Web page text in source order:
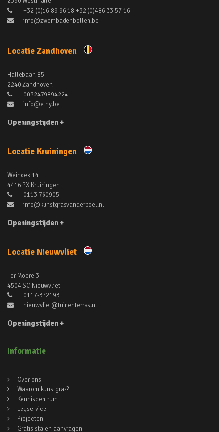
+32 (0)16 89 96 18 +32 (0)486 33 57 16
info@zwembadenbollen.be
Locatie Zandhoven
Hallebaan 85
2240 Zandhoven
0032479894224
info@elny.be
Openingstijden +
Locatie Kruiningen
Weihoek 14
4416 PX Kruiningen
0113-760905
info@kunstgrasvanderpoel.nl
Openingstijden +
Locatie Nieuwvliet
Ter Moere 3
4504 SC Nieuwvliet
0117-372193
nieuwvliet@tuinenterras.nl
Openingstijden +
Informatie
Over ons
Waarom kunstgras?
Kenniscentrum
Legservice
Projecten
Gratis stalen aanvragen